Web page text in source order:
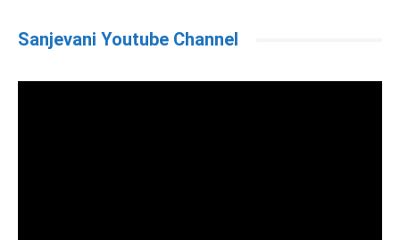
Sanjevani Youtube Channel